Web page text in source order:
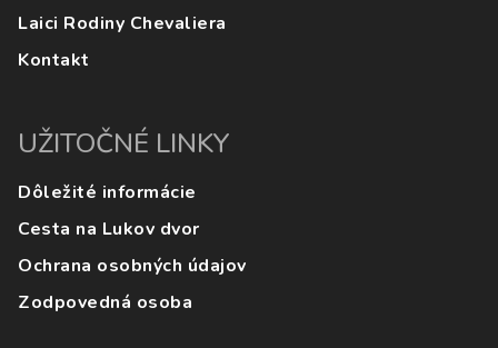
Laici Rodiny Chevaliera
Kontakt
UŽITOČNÉ LINKY
Dôležité informácie
Cesta na Lukov dvor
Ochrana osobných údajov
Zodpovedná osoba